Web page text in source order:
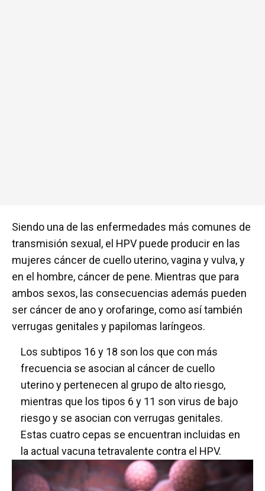
Siendo una de las enfermedades más comunes de
transmisión sexual, el HPV puede producir en las
mujeres cáncer de cuello uterino, vagina y vulva, y
en el hombre, cáncer de pene. Mientras que para
ambos sexos, las consecuencias además pueden
ser cáncer de ano y orofaringe, como así también
verrugas genitales y papilomas laríngeos.
Los subtipos 16 y 18 son los que con más
frecuencia se asocian al cáncer de cuello
uterino y pertenecen al grupo de alto riesgo,
mientras que los tipos 6 y 11 son virus de bajo
riesgo y se asocian con verrugas genitales.
Estas cuatro cepas se encuentran incluidas en
la actual vacuna tetravalente contra el HPV.